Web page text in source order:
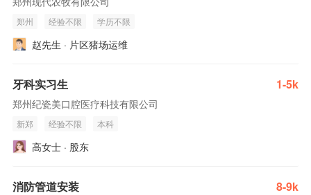
郑州 经验不限 学历不限
赵先生 · 片区猪场运维
牙科实习生 1-5k
郑州纪瓷美口腔医疗科技有限公司
新郑 经验不限 本科
高女士 · 股东
消防管道安装 8-9k